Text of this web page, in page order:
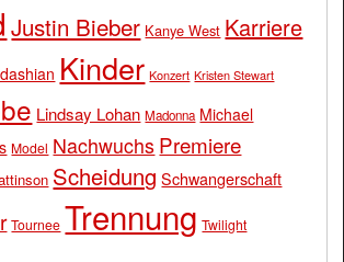
Justin Bieber Kanye West Karriere
Kinder Konzert Kristen Stewart
Lindsay Lohan Madonna Michael
Model Nachwuchs Premiere
Scheidung Schwangerschaft
Tournee Trennung Twilight